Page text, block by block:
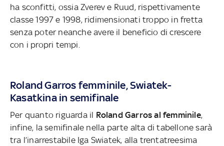
ha sconfitti, ossia Zverev e Ruud, rispettivamente
classe 1997 e 1998, ridimensionati troppo in fretta
senza poter neanche avere il beneficio di crescere
con i propri tempi.
Roland Garros femminile, Swiatek-
Kasatkina in semifinale
Per quanto riguarda il Roland Garros al femminile,
infine, la semifinale nella parte alta di tabellone sarà
tra l’inarrestabile Iga Swiatek, alla trentatreesima